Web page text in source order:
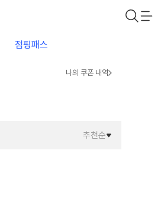
점핑패스
나의 쿠폰 내역
추천순